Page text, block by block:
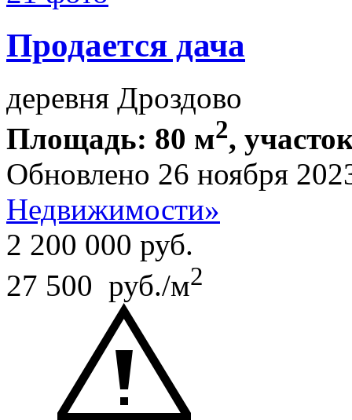
Продается дача
деревня Дроздово
Площадь: 80 м2,
Обновлено 26 ноября
Недвижимости»
2 200 000 руб.
27 500 руб./м2